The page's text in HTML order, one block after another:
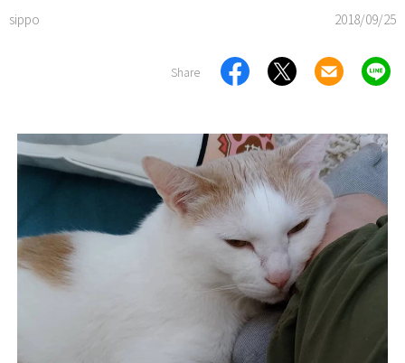
sippo 2018/09/25
Share